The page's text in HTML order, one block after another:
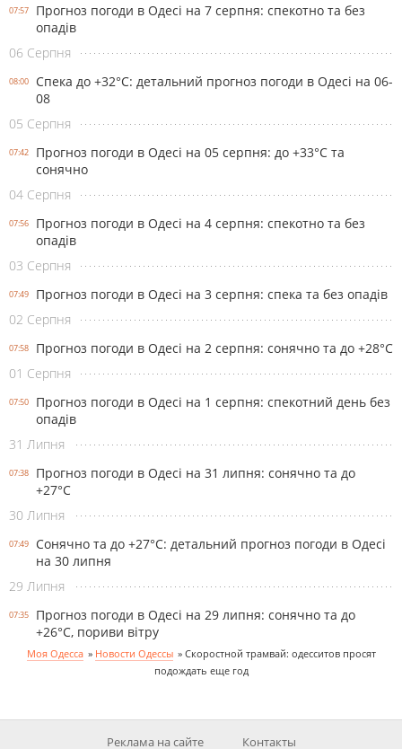
07:57
Прогноз погоди в Одесі на 7 серпня: спекотно та без
опадів
06 Серпня
08:00
Спека до +32°С: детальний прогноз погоди в Одесі на 06-
08
05 Серпня
07:42
Прогноз погоди в Одесі на 05 серпня: до +33°С та
сонячно
04 Серпня
07:56
Прогноз погоди в Одесі на 4 серпня: спекотно та без
опадів
03 Серпня
07:49
Прогноз погоди в Одесі на 3 серпня: спека та без опадів
02 Серпня
07:58
Прогноз погоди в Одесі на 2 серпня: сонячно та до +28°С
01 Серпня
07:50
Прогноз погоди в Одесі на 1 серпня: спекотний день без
опадів
31 Липня
07:38
Прогноз погоди в Одесі на 31 липня: сонячно та до
+27°С
30 Липня
07:49
Сонячно та до +27°С: детальний прогноз погоди в Одесі
на 30 липня
29 Липня
07:35
Прогноз погоди в Одесі на 29 липня: сонячно та до
+26°С, пориви вітру
Моя Одесса » Новости Одессы » Скоростной трамвай: одесситов просят
подождать еще год
Реклама на сайте Контакты